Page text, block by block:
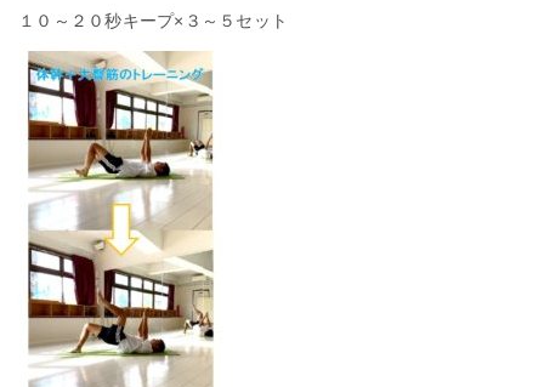
１０～２０秒キープ×３～５セット